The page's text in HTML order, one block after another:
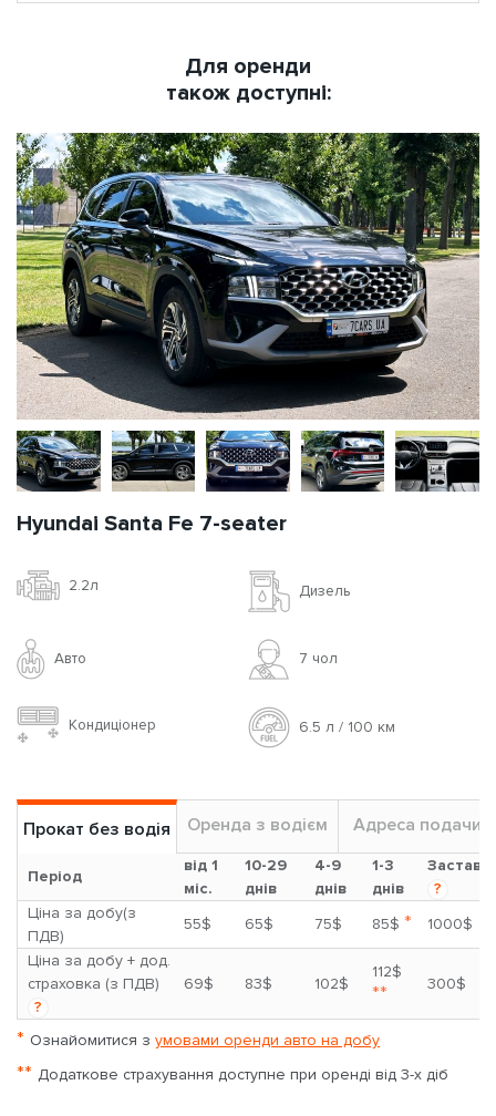
Для оренди
також доступні:
Hyundai Santa Fe 7-seater
2.2л Дизель
Авто 7 чoл
Кондиціонер 6.5 л / 100 км
Прокат без водія Оренда з водієм Адреса подачи
Період
від 1
міс.
10-29
днів
4-9
днів
1-3
днів
Застава
?
Ціна за добу(з
ПДВ)
55$ 65$ 75$ 85$ *
1000$
Ціна за добу + дод.
страховка (з ПДВ)
?
69$ 83$ 102$
112$
** 300$
* Ознайомитися з умовами оренди авто на добу
** Додаткове страхування доступне при оренді від 3-х діб